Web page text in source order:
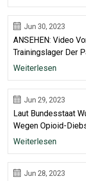
Jun 30, 2023
ANSEHEN: Video
Trainingslager Der
Weiterlesen
Jun 29, 2023
Laut Bundesstaat
Wegen Opioid-
Weiterlesen
Jun 28, 2023